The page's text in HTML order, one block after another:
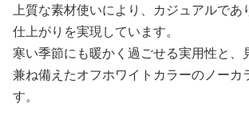
上質な素材使いにより、カジュアルであ
仕上がりを実現しています。
寒い季節にも暖かく過ごせる実用性と、
兼ね備えたオフホワイトカラーのノーカ
す。